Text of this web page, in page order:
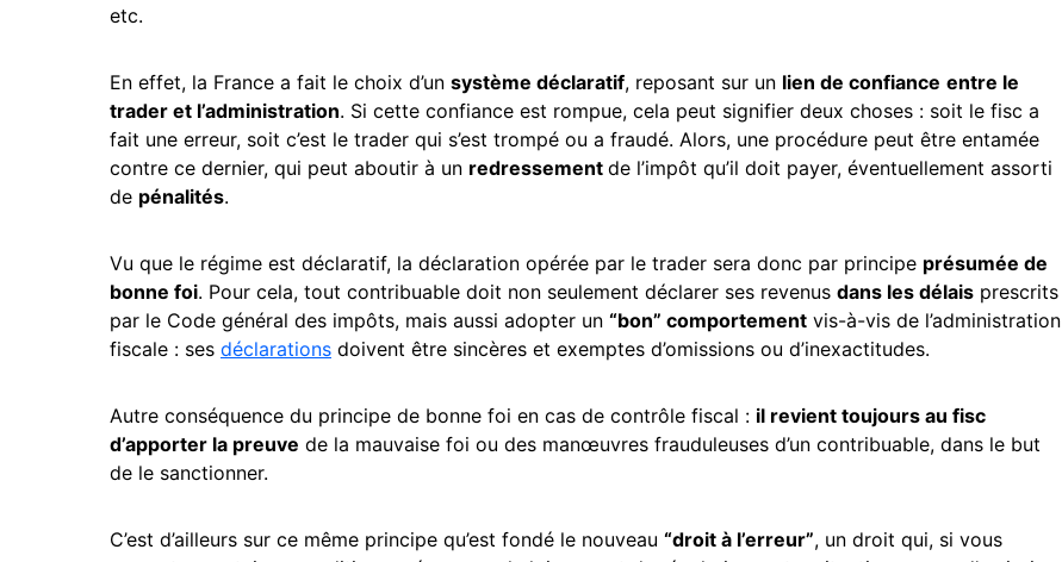
etc.
En effet, la France a fait le choix d’un système déclaratif, reposant sur un lien de confiance entre le
trader et l’administration. Si cette confiance est rompue, cela peut signifier deux choses : soit le fisc a
fait une erreur, soit c’est le trader qui s’est trompé ou a fraudé. Alors, une procédure peut être entamée
contre ce dernier, qui peut aboutir à un redressement de l’impôt qu’il doit payer, éventuellement assorti
de pénalités.
Vu que le régime est déclaratif, la déclaration opérée par le trader sera donc par principe présumée de
bonne foi. Pour cela, tout contribuable doit non seulement déclarer ses revenus dans les délais prescrits
par le Code général des impôts, mais aussi adopter un “bon” comportement vis-à-vis de l’administration
fiscale : ses déclarations doivent être sincères et exemptes d’omissions ou d’inexactitudes.
Autre conséquence du principe de bonne foi en cas de contrôle fiscal : il revient toujours au fisc
d’apporter la preuve de la mauvaise foi ou des manœuvres frauduleuses d’un contribuable, dans le but
de le sanctionner.
C’est d’ailleurs sur ce même principe qu’est fondé le nouveau “droit à l’erreur”, un droit qui, si vous